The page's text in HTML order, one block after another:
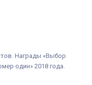
Награды «Выбор
один» 2018 года.